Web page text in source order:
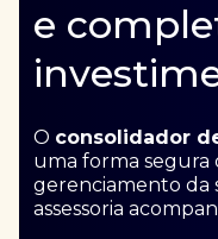
e
O consolidador
uma forma segura
gerenciamento da
assessoria